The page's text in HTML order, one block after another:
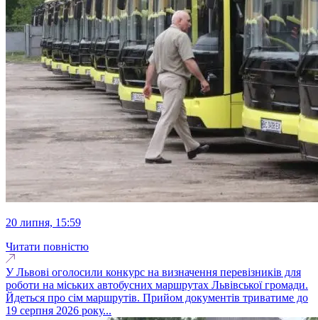
20 липня, 15:59
Читати повністю
У Львові оголосили конкурс на визначення перевізників для
роботи на міських автобусних маршрутах Львівської громади.
Йдеться про сім маршрутів. Прийом документів триватиме до
19 серпня 2026 року...